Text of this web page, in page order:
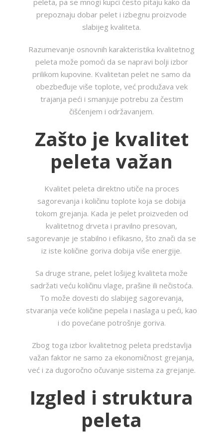
peleta, pa se mnogi kupci često pitaju kako da
prepoznaju dobar pelet i izbegnu proizvode
slabijeg kvaliteta.
Razumevanje osnovnih karakteristika kvalitetnog
peleta može pomoći da se napravi bolji izbor
prilikom kupovine. Kvalitetan pelet ne samo da
obezbeđuje više toplote, već produžava vek
trajanja peći i smanjuje potrebu za čestim
čišćenjem i održavanjem.
Zašto je kvalitet
peleta važan
Kvalitet peleta direktno utiče na proces
sagorevanja i količinu toplote koja se dobija
tokom grejanja. Kada je pelet proizveden od
kvalitetnog drveta i pravilno presovan,
sagorevanje je stabilno i efikasno, što znači da se
iz iste količine goriva dobija više energije.
Sa druge strane, pelet lošijeg kvaliteta može
sadržati veću količinu vlage, prašine ili nečistoća.
To može dovesti do slabijeg sagorevanja,
stvaranja veće količine pepela i naslaga u peći, kao
i do povećane potrošnje goriva.
Zbog toga izbor kvalitetnog peleta predstavlja
važan faktor ne samo za ekonomičnost grejanja,
već i za dugoročno očuvanje sistema za grejanje.
Izgled i struktura
peleta